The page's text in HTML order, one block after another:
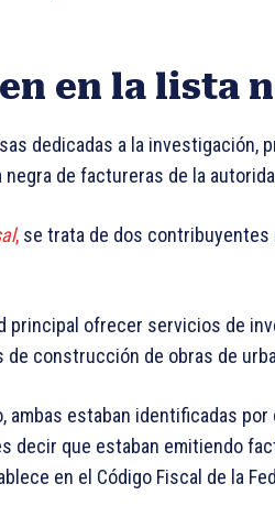
en la lista
dedicadas a la
de factureras de la
, se trata de dos
principal ofrecer servicios de
construcción de obras de
ambas estaban identificadas
decir que estaban emitiendo
en el Código Fiscal de la